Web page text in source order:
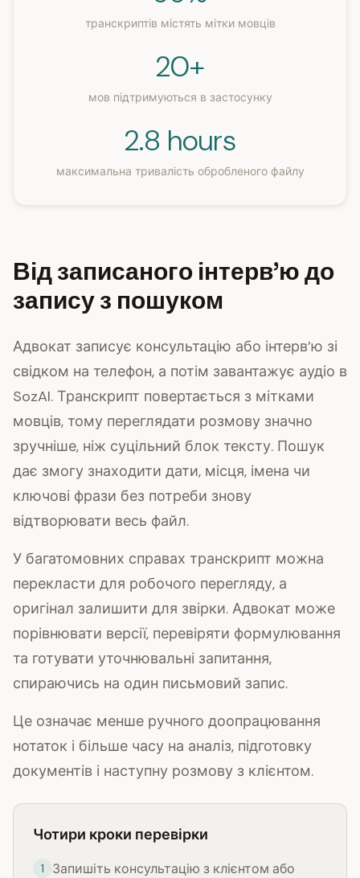
транскриптів містять мітки мовців
20+
мов підтримуються в застосунку
2.8 hours
максимальна тривалість обробленого файлу
Від записаного інтерв’ю до
запису з пошуком
Адвокат записує консультацію або інтерв’ю зі
свідком на телефон, а потім завантажує аудіо в
SozAI. Транскрипт повертається з мітками
мовців, тому переглядати розмову значно
зручніше, ніж суцільний блок тексту. Пошук
дає змогу знаходити дати, місця, імена чи
ключові фрази без потреби знову
відтворювати весь файл.
У багатомовних справах транскрипт можна
перекласти для робочого перегляду, а
оригінал залишити для звірки. Адвокат може
порівнювати версії, перевіряти формулювання
та готувати уточнювальні запитання,
спираючись на один письмовий запис.
Це означає менше ручного доопрацювання
нотаток і більше часу на аналіз, підготовку
документів і наступну розмову з клієнтом.
Чотири кроки перевірки
1
Запишіть консультацію з клієнтом або